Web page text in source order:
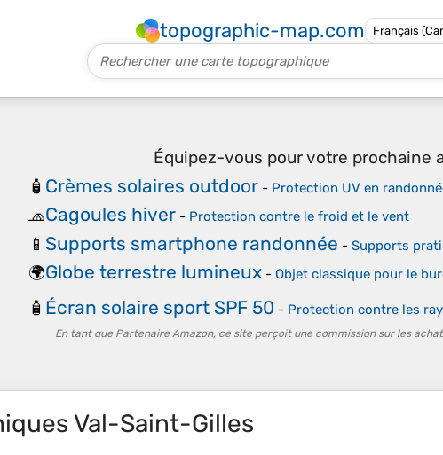
topographic-map.com
Équipez-vous pour votre prochaine
🧴 Crèmes solaires outdoor- Protection UV en
🧢Cagoules hiver- Protection contre le froid et le vent
📱 Supports smartphone randonnée - Supports
🌍Globe terrestre lumineux- Objet classique pour le
🧴 Écran solaire sport SPF 50 - Protection contre les
En tant que Partenaire Amazon, ce site perçoit une commission sur les
Val-Saint-Gilles